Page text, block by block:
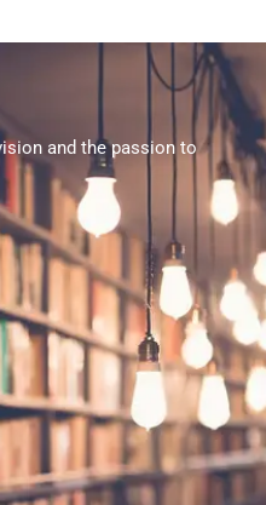
and the passion to